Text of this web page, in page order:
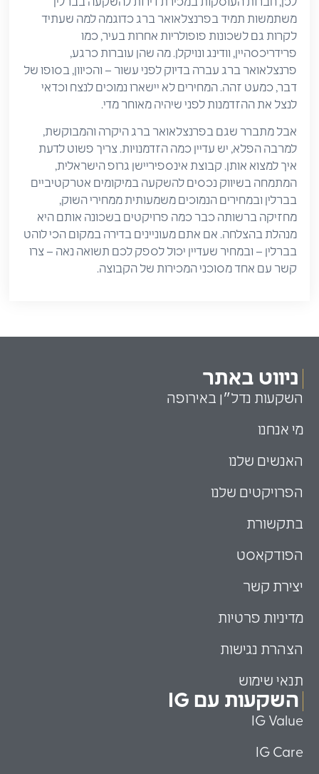
משתמשות תמיד בפרנצלאואר ברג כדוגמה למה שעתיד
לקרות גם לשכונות פופולריות אחרות בעיר, כמו
פרידריכסהיין, וודינג ונויקלן. מה שהן עוברות כרגע,
פרנצלאואר ברג עברה בדיוק לפני עשור – והכיוון, בסופו של
דבר, כמעט זהה. המחירים לא יישארו נמוכים לנצח וכדאי
לנצל את ההזדמנות לפני שיהיה מאוחר מדי.
אבל מתברר שגם בפרנצלאואר ברג היקרה והמבוקשת,
למרבה הפלא, יש עדיין כמה הזדמנויות. צריך פשוט לדעת
איך למצוא אותן. קבוצת אינספיריישן גרופ הישראלית,
המתמחה בשיווק נכסים להשקעה במיקומים אטרקטיביים
בברלין ובמחירים הנמוכים משמעותית ממחירי השוק,
מחזיקה ברשותה כבר כמה פרויקטים בשכונה אותם היא
מנהלת בהצלחה. אם אתם מעוניינים בדירה במקום הכי לוהט
בברלין – ובמחיר שעדיין יכול לספק לכם תשואה נאה – צרו
קשר עם אחד מסוכני המכירות של הקבוצה.
ניווט באתר
השקעות נדל״ן באירופה
מי אנחנו
האנשים שלנו
הפרויקטים שלנו
בתקשורת
הפודקאסט
יצירת קשר
מדיניות פרטיות
הצהרת נגישות
תנאי שימוש
השקעות עם IG
IG Value
IG Care